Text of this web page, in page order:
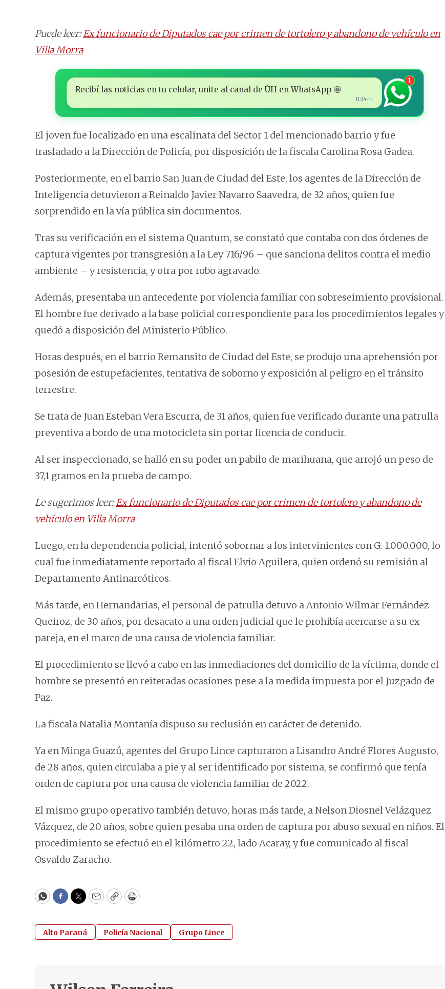
Puede leer:Ex funcionario de Diputados cae por crimen de tortolero y abandono de vehículo en
Villa Morra
Recibí las noticias en tu celular, unite al canal de ÚH en WhatsApp 🤩
11:24✓✓
1
El joven fue localizado en una escalinata del Sector 1 del mencionado barrio y fue
trasladado a la Dirección de Policía, por disposición de la fiscala Carolina Rosa Gadea.
Posteriormente, en el barrio San Juan de Ciudad del Este, los agentes de la Dirección de
Inteligencia detuvieron a Reinaldo Javier Navarro Saavedra, de 32 años, quien fue
sorprendido en la vía pública sin documentos.
Tras su verificación en el sistema Quantum, se constató que contaba con dos órdenes de
captura vigentes por transgresión a la Ley 716/96 – que sanciona delitos contra el medio
ambiente – y resistencia, y otra por robo agravado.
Además, presentaba un antecedente por violencia familiar con sobreseimiento provisional.
El hombre fue derivado a la base policial correspondiente para los procedimientos legales y
quedó a disposición del Ministerio Público.
Horas después, en el barrio Remansito de Ciudad del Este, se produjo una aprehensión por
posesión de estupefacientes, tentativa de soborno y exposición al peligro en el tránsito
terrestre.
Se trata de Juan Esteban Vera Escurra, de 31 años, quien fue verificado durante una patrulla
preventiva a bordo de una motocicleta sin portar licencia de conducir.
Al ser inspeccionado, se halló en su poder un pabilo de marihuana, que arrojó un peso de
37,1 gramos en la prueba de campo.
Le sugerimos leer:Ex funcionario de Diputados cae por crimen de tortolero y abandono de
vehículo en Villa Morra
Luego, en la dependencia policial, intentó sobornar a los intervinientes con G. 1.000.000, lo
cual fue inmediatamente reportado al fiscal Elvio Aguilera, quien ordenó su remisión al
Departamento Antinarcóticos.
Más tarde, en Hernandarias, el personal de patrulla detuvo a Antonio Wilmar Fernández
Queiroz, de 30 años, por desacato a una orden judicial que le prohibía acercarse a su ex
pareja, en el marco de una causa de violencia familiar.
El procedimiento se llevó a cabo en las inmediaciones del domicilio de la víctima, donde el
hombre se presentó en reiteradas ocasiones pese a la medida impuesta por el Juzgado de
Paz.
La fiscala Natalia Montanía dispuso su reclusión en carácter de detenido.
Ya en Minga Guazú, agentes del Grupo Lince capturaron a Lisandro André Flores Augusto,
de 28 años, quien circulaba a pie y al ser identificado por sistema, se confirmó que tenía
orden de captura por una causa de violencia familiar de 2022.
El mismo grupo operativo también detuvo, horas más tarde, a Nelson Diosnel Velázquez
Vázquez, de 20 años, sobre quien pesaba una orden de captura por abuso sexual en niños. El
procedimiento se efectuó en el kilómetro 22, lado Acaray, y fue comunicado al fiscal
Osvaldo Zaracho.
WhatsApp
Facebook
Twitter
EmailCopyPrint
Alto Paraná Policía Nacional Grupo Lince